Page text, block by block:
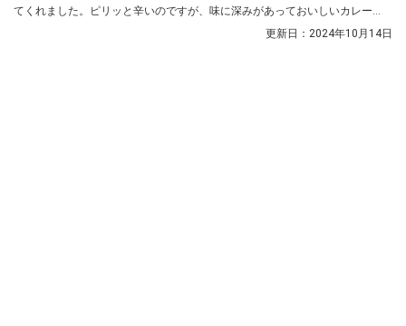
てくれました。ピリッと辛いのですが、味に深みがあっておいしいカレー
で、アレンジもしやすい一品だったのだそう。コスパと味のいいレトルトカ
更新日： 2024年10月14日